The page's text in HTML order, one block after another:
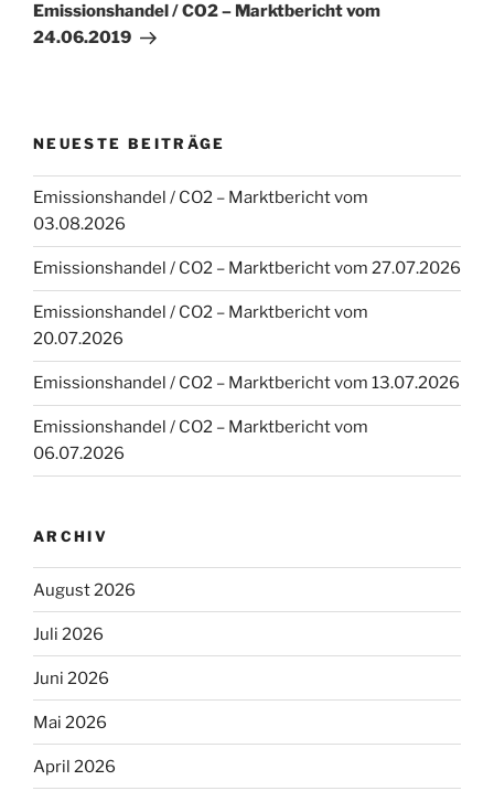
Beitrag
Emissionshandel / CO2 – Marktbericht vom
24.06.2019
NEUESTE BEITRÄGE
Emissionshandel / CO2 – Marktbericht vom
03.08.2026
Emissionshandel / CO2 – Marktbericht vom 27.07.2026
Emissionshandel / CO2 – Marktbericht vom
20.07.2026
Emissionshandel / CO2 – Marktbericht vom 13.07.2026
Emissionshandel / CO2 – Marktbericht vom
06.07.2026
ARCHIV
August 2026
Juli 2026
Juni 2026
Mai 2026
April 2026